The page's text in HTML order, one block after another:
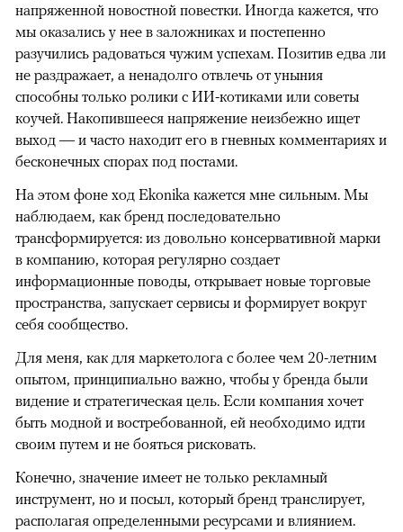
напряженной новостной повестки. Иногда кажется, что
мы оказались у нее в заложниках и постепенно
разучились радоваться чужим успехам. Позитив едва ли
не раздражает, а ненадолго отвлечь от уныния
способны только ролики с ИИ-котиками или советы
коучей. Накопившееся напряжение неизбежно ищет
выход — и часто находит его в гневных комментариях и
бесконечных спорах под постами.
На этом фоне ход Ekonika кажется мне сильным. Мы
наблюдаем, как бренд последовательно
трансформируется: из довольно консервативной марки
в компанию, которая регулярно создает
информационные поводы, открывает новые торговые
пространства, запускает сервисы и формирует вокруг
себя сообщество.
Для меня, как для маркетолога с более чем 20-летним
опытом, принципиально важно, чтобы у бренда были
видение и стратегическая цель. Если компания хочет
быть модной и востребованной, ей необходимо идти
своим путем и не бояться рисковать.
Конечно, значение имеет не только рекламный
инструмент, но и посыл, который бренд транслирует,
располагая определенными ресурсами и влиянием.